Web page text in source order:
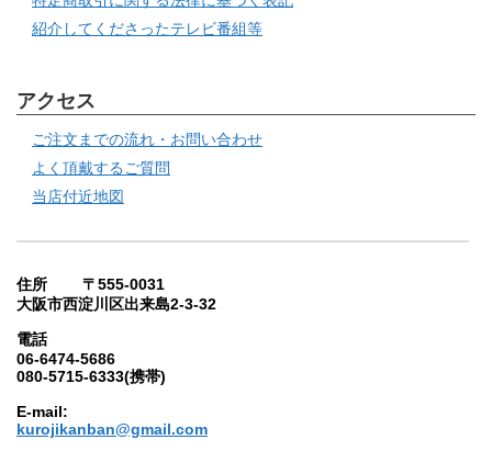
紹介してくださったテレビ番組等
アクセス
ご注文までの流れ・お問い合わせ
よく頂戴するご質問
当店付近地図
住所 〒555-0031
大阪市西淀川区出来島2-3-32
電話
06-6474-5686
080-5715-6333(携帯)
E-mail:
kurojikanban@gmail.com